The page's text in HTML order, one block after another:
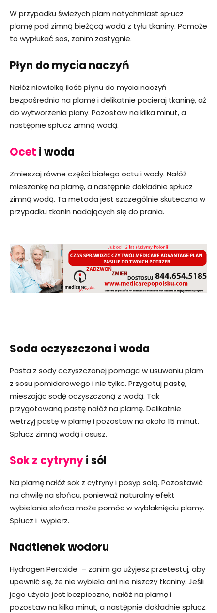
W przypadku świeżych plam natychmiast spłucz
plamę pod zimną bieżącą wodą z tyłu tkaniny. Pomoże
to wypłukać sos, zanim zastygnie.
Płyn do mycia naczyń
Nałóż niewielką ilość płynu do mycia naczyń
bezpośrednio na plamę i delikatnie pocieraj tkaninę, aż
do wytworzenia piany. Pozostaw na kilka minut, a
następnie spłucz zimną wodą.
Ocet i woda
Zmieszaj równe części białego octu i wody. Nałóż
mieszankę na plamę, a następnie dokładnie spłucz
zimną wodą. Ta metoda jest szczególnie skuteczna w
przypadku tkanin nadających się do prania.
Soda oczyszczona i woda
Pasta z sody oczyszczonej pomaga w usuwaniu plam
z sosu pomidorowego i nie tylko. Przygotuj pastę,
mieszając sodę oczyszczoną z wodą. Tak
przygotowaną pastę nałóż na plamę. Delikatnie
wetrzyj pastę w plamę i pozostaw na około 15 minut.
Spłucz zimną wodą i osusz.
Sok z cytrynyi sól
Na plamę nałóż sok z cytryny i posyp solą. Pozostawić
na chwilę na słońcu, ponieważ naturalny efekt
wybielania słońca może pomóc w wyblaknięciu plamy.
Spłucz i wypierz.
Nadtlenek wodoru
Hydrogen Peroxide – zanim go użyjesz przetestuj, aby
upewnić się, że nie wybiela ani nie niszczy tkaniny. Jeśli
jego użycie jest bezpieczne, nałóż na plamę i
pozostaw na kilka minut, a następnie dokładnie spłucz.